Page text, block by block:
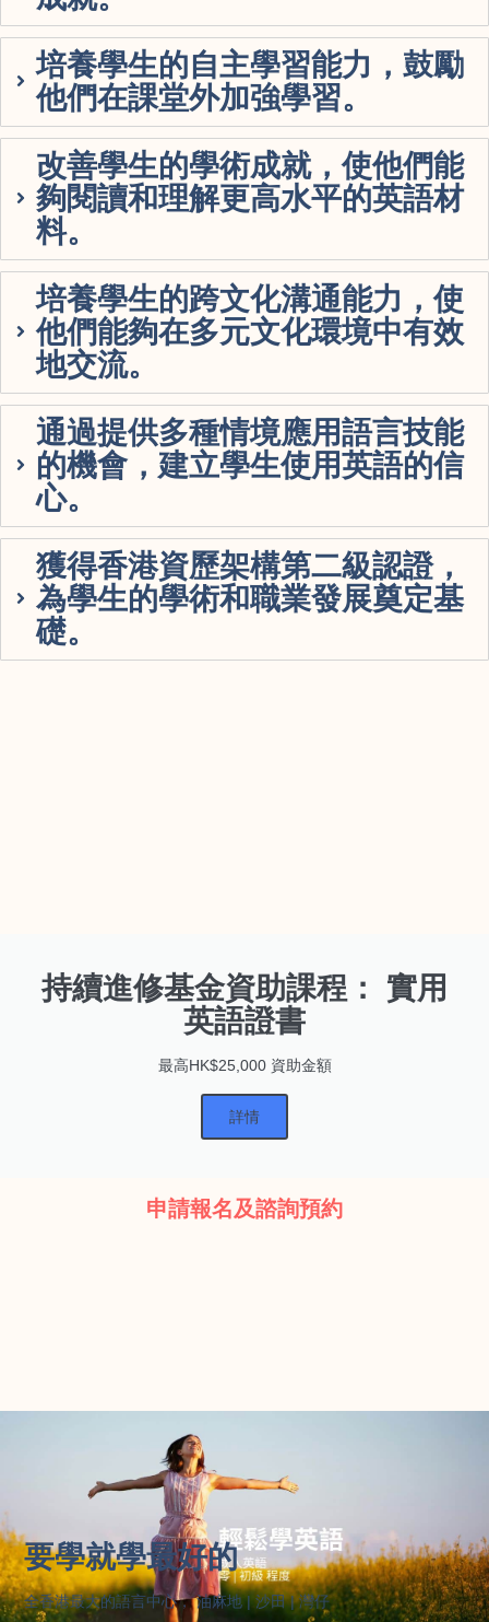
培養學生的自主學習能力，鼓勵
他們在課堂外加強學習。
改善學生的學術成就，使他們能
夠閱讀和理解更高水平的英語材
料。
培養學生的跨文化溝通能力，使
他們能夠在多元文化環境中有效
地交流。
通過提供多種情境應用語言技能
的機會，建立學生使用英語的信
心。
獲得香港資歷架構第二級認證，
為學生的學術和職業發展奠定基
礎。
持續進修基金資助課程： 實用
英語證書
最高HK$25,000 資助金額
詳情
申請報名及諮詢預約
要學就學最好的
全香港最大的語言中心， 油麻地 | 沙田 | 灣仔